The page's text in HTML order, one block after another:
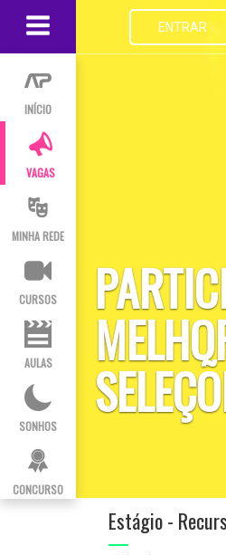
INÍCIO
VAGAS
MINHA REDE
CURSOS
AULAS
SONHOS
CONCURSO
ENTRAR
Estágio -